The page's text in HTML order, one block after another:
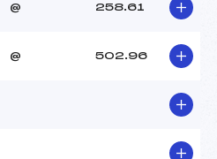
@ 258.61
@ 502.96